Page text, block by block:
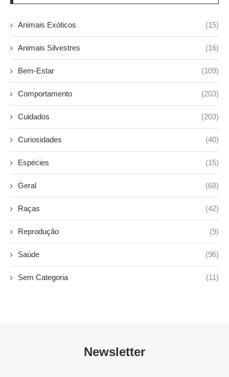
Animais Exóticos (15)
Animais Silvestres (16)
Bem-Estar (109)
Comportamento (203)
Cuidados (203)
Curiosidades (40)
Espécies (15)
Geral (68)
Raças (42)
Reprodução (9)
Saúde (96)
Sem Categoria (11)
Newsletter